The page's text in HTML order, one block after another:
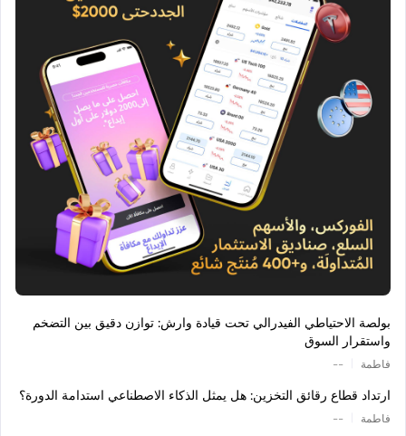
بولصة الاحتياطي الفيدرالي تحت قيادة وارش: توازن دقيق بين التضخم
واستقرار السوق
فاطمة --
ارتداد قطاع رقائق التخزين: هل يمثل الذكاء الاصطناعي استدامة الدورة؟
فاطمة --